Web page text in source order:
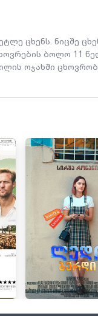
ცხენს. ნიცშე
ბოლო 11
ოჯახში